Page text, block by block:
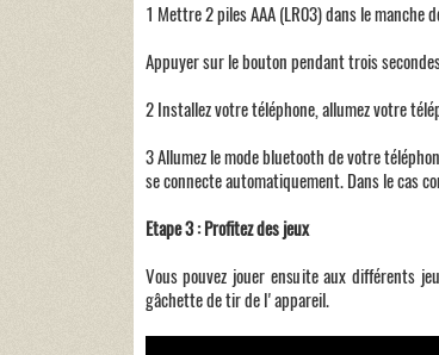
1 Mettre 2 piles AAA (LR03) dans le manche
Appuyer sur le bouton pendant trois
2 Installez votre téléphone, allumez votre
3 Allumez le mode bluetooth de votre
se connecte automatiquement. Dans le cas
Etape 3 : Profitez des jeux
Vous pouvez jouer ensuite aux différents
gâchette de tir de l'appareil.